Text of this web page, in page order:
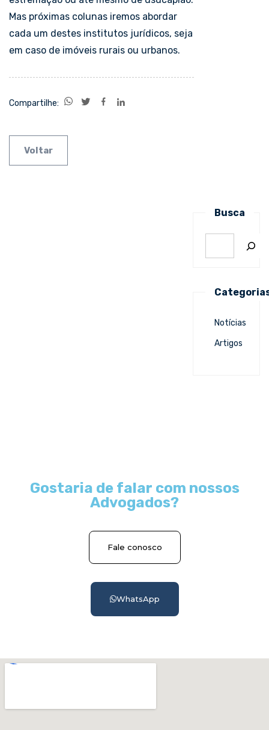
Mas próximas colunas iremos abordar
cada um destes institutos jurídicos, seja
em caso de imóveis rurais ou urbanos.
Compartilhe:
Voltar
Busca
Notícias
Artigos
Gostaria de falar com nossos
Advogados?
Fale conosco
WhatsApp